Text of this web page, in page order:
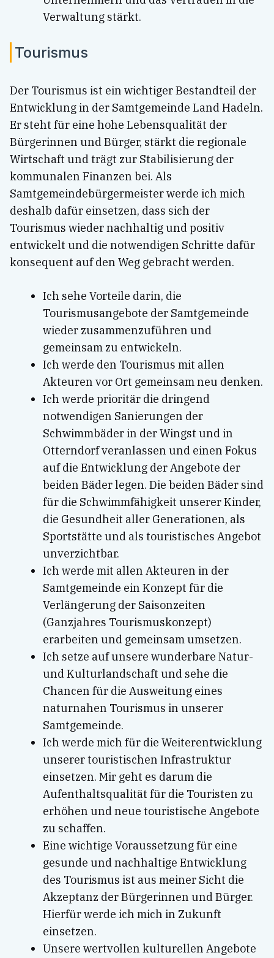
Verwaltung stärkt.
Tourismus
Der Tourismus ist ein wichtiger Bestandteil der
Entwicklung in der Samtgemeinde Land Hadeln.
Er steht für eine hohe Lebensqualität der
Bürgerinnen und Bürger, stärkt die regionale
Wirtschaft und trägt zur Stabilisierung der
kommunalen Finanzen bei. Als
Samtgemeindebürgermeister werde ich mich
deshalb dafür einsetzen, dass sich der
Tourismus wieder nachhaltig und positiv
entwickelt und die notwendigen Schritte dafür
konsequent auf den Weg gebracht werden.
Ich sehe Vorteile darin, die
Tourismusangebote der Samtgemeinde
wieder zusammenzuführen und
gemeinsam zu entwickeln.
Ich werde den Tourismus mit allen
Akteuren vor Ort gemeinsam neu denken.
Ich werde prioritär die dringend
notwendigen Sanierungen der
Schwimmbäder in der Wingst und in
Otterndorf veranlassen und einen Fokus
auf die Entwicklung der Angebote der
beiden Bäder legen. Die beiden Bäder sind
für die Schwimmfähigkeit unserer Kinder,
die Gesundheit aller Generationen, als
Sportstätte und als touristisches Angebot
unverzichtbar.
Ich werde mit allen Akteuren in der
Samtgemeinde ein Konzept für die
Verlängerung der Saisonzeiten
(Ganzjahres Tourismuskonzept)
erarbeiten und gemeinsam umsetzen.
Ich setze auf unsere wunderbare Natur-
und Kulturlandschaft und sehe die
Chancen für die Ausweitung eines
naturnahen Tourismus in unserer
Samtgemeinde.
Ich werde mich für die Weiterentwicklung
unserer touristischen Infrastruktur
einsetzen. Mir geht es darum die
Aufenthaltsqualität für die Touristen zu
erhöhen und neue touristische Angebote
zu schaffen.
Eine wichtige Voraussetzung für eine
gesunde und nachhaltige Entwicklung
des Tourismus ist aus meiner Sicht die
Akzeptanz der Bürgerinnen und Bürger.
Hierfür werde ich mich in Zukunft
einsetzen.
Unsere wertvollen kulturellen Angebote